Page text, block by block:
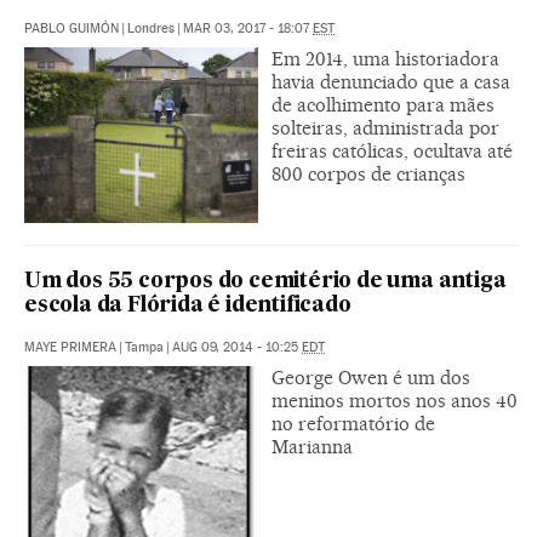
PABLO GUIMÓN Londres MAR 03, 2017 - 18:07 EST
Em 2014, uma historiadora
havia denunciado que a casa
de acolhimento para mães
solteiras, administrada por
freiras católicas, ocultava até
800 corpos de crianças
Um dos 55 corpos do cemitério de uma antiga
escola da Flórida é identificado
MAYE PRIMERA Tampa AUG 09, 2014 - 10:25 EDT
George Owen é um dos
meninos mortos nos anos 40
no reformatório de
Marianna